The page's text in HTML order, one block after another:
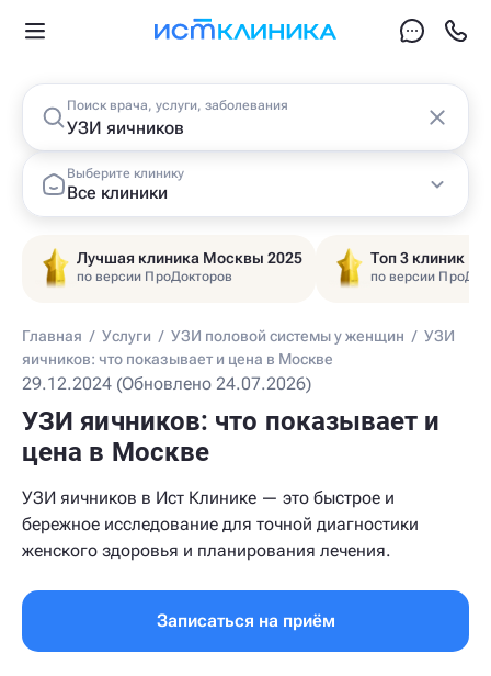
Поиск врача, услуги, заболевания
Выберите клинику
Все клиники
Лучшая клиника Москвы 2025
по версии ПроДокторов
Топ 3 клиник
по версии
Главная / Услуги / УЗИ половой системы у женщин / УЗИ
яичников: что показывает и цена в Москве
29.12.2024 (Обновлено 24.07.2026)
УЗИ яичников: что показывает и
цена в Москве
УЗИ яичников в Ист Клинике — это быстрое и
бережное исследование для точной диагностики
женского здоровья и планирования лечения.
Записаться на приём